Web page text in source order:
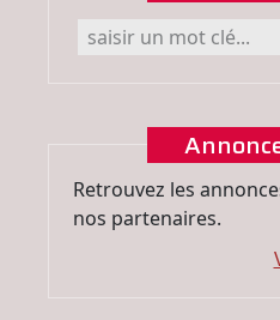
Retrouvez les
nos partenaires.